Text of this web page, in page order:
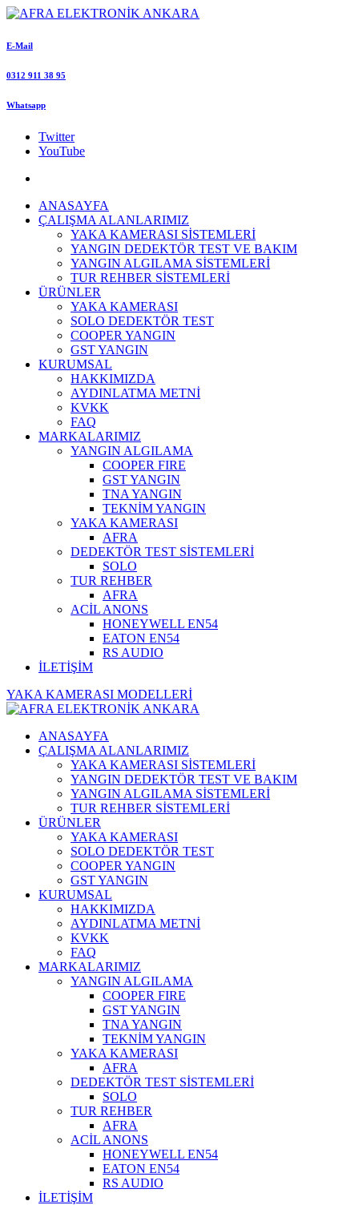
E-Mail
0312 911 38 95
Whatsapp
Twitter
YouTube
ANASAYFA
ÇALIŞMA ALANLARIMIZ
YAKA KAMERASI SİSTEMLERİ
YANGIN DEDEKTÖR TEST VE BAKIM
YANGIN ALGILAMA SİSTEMLERİ
TUR REHBER SİSTEMLERİ
ÜRÜNLER
YAKA KAMERASI
SOLO DEDEKTÖR TEST
COOPER YANGIN
GST YANGIN
KURUMSAL
HAKKIMIZDA
AYDINLATMA METNİ
KVKK
FAQ
MARKALARIMIZ
YANGIN ALGILAMA
COOPER FIRE
GST YANGIN
TNA YANGIN
TEKNİM YANGIN
YAKA KAMERASI
AFRA
DEDEKTÖR TEST SİSTEMLERİ
SOLO
TUR REHBER
AFRA
ACİL ANONS
HONEYWELL EN54
EATON EN54
RS AUDIO
İLETİŞİM
YAKA KAMERASI MODELLERİ
ANASAYFA
ÇALIŞMA ALANLARIMIZ
YAKA KAMERASI SİSTEMLERİ
YANGIN DEDEKTÖR TEST VE BAKIM
YANGIN ALGILAMA SİSTEMLERİ
TUR REHBER SİSTEMLERİ
ÜRÜNLER
YAKA KAMERASI
SOLO DEDEKTÖR TEST
COOPER YANGIN
GST YANGIN
KURUMSAL
HAKKIMIZDA
AYDINLATMA METNİ
KVKK
FAQ
MARKALARIMIZ
YANGIN ALGILAMA
COOPER FIRE
GST YANGIN
TNA YANGIN
TEKNİM YANGIN
YAKA KAMERASI
AFRA
DEDEKTÖR TEST SİSTEMLERİ
SOLO
TUR REHBER
AFRA
ACİL ANONS
HONEYWELL EN54
EATON EN54
RS AUDIO
İLETİŞİM